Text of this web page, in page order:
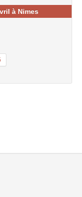
à Nimes